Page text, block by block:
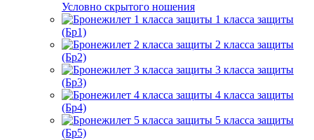
Условно скрытого ношения
1 класса защиты
(Бр1)
2 класса защиты
(Бр2)
3 класса защиты
(Бр3)
4 класса защиты
(Бр4)
5 класса защиты
(Бр5)